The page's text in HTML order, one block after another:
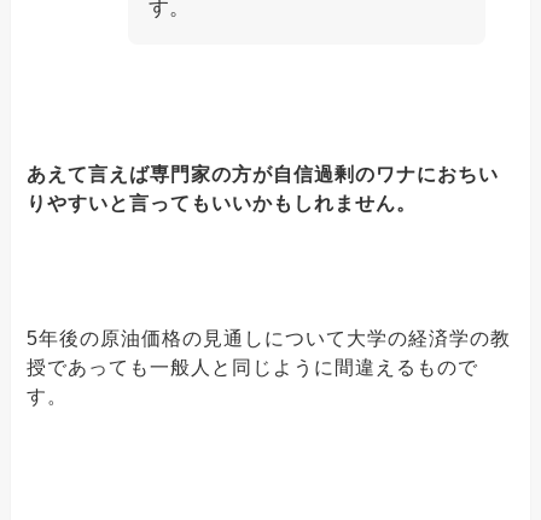
す。
あえて言えば専門家の方が自信過剰のワナにおちい
りやすいと言ってもいいかもしれません。
5年後の原油価格の見通しについて大学の経済学の教
授であっても一般人と同じように間違えるもので
す。